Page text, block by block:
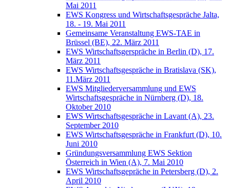
Mai 2011
EWS Kongress und Wirtschaftsgespräche Jalta,
18. - 19. Mai 2011
Gemeinsame Veranstaltung EWS-TAE in
Brüssel (BE), 22. März 2011
EWS Wirtschaftsgerspräche in Berlin (D), 17.
März 2011
EWS Wirtschaftsgespräche in Bratislava (SK),
11.März 2011
EWS Mitgliederversammlung und EWS
Wirtschaftsgespräche in Nürnberg (D), 18.
Oktober 2010
EWS Wirtschaftsgespräche in Lavant (A), 23.
September 2010
EWS Wirtschaftsgespräche in Frankfurt (D), 10.
Juni 2010
Gründungsversammlung EWS Sektion
Österreich in Wien (A), 7. Mai 2010
EWS Wirtschaftsgepräche in Petersberg (D), 2.
April 2010